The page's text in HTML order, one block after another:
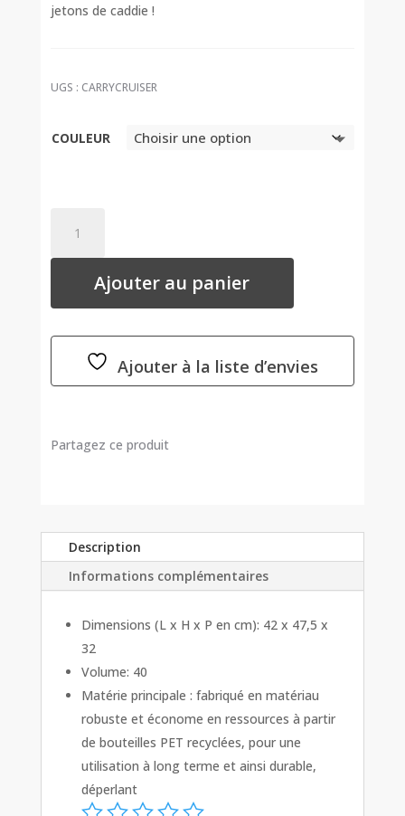
jetons de caddie !
UGS : CARRYCRUISER
COULEUR
CARRYCRUISER
Ajouter au panier
Ajouter à la liste d’envies
Partagez ce produit
Description
Informations complémentaires
Dimensions (L x H x P en cm): 42 x 47,5 x
32
Volume: 40
Matérie principale : fabriqué en matériau
robuste et économe en ressources à partir
de bouteilles PET recyclées, pour une
utilisation à long terme et ainsi durable,
déperlant